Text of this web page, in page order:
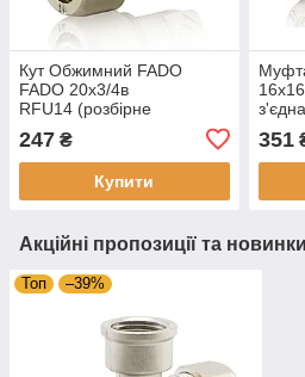
Кут Обжимний FADO
FADO 20х3/4в
RFU14 (розбірне
247 ₴
Купити
351
Акційні пропозиції та новинки
Топ –39%